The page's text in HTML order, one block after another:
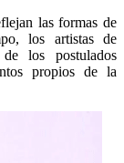
las formas de
los artistas de
de los postulados
propios de la